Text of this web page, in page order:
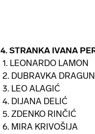
4. STRANKA IVANA
1. LEONARDO LAMON
2. DUBRAVKA DRAGUN
3. LEO ALAGIĆ
4. DIJANA DELIĆ
5. ZDENKO RINČIĆ
6. MIRA KRIVOŠIJA